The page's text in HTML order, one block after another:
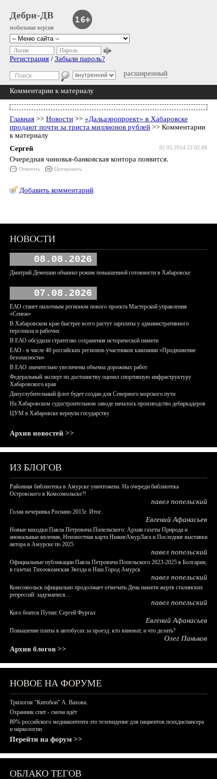
Дебри-ДВ
мобильная версия
расширенный
Логин Пароль
Регистрация / Забыли пароль?
Комментарии к материалу
Главная >> Новости >> «Дальаэропроект» в Хабаровске
продают почти за триста миллионов рублей >> Комментарии
к материалу
02.05.2014 22:02:08
Сергей
Очередная чиновья-банковская контора появится.
Ответить Цитировать
Добавить комментарий
НОВОСТИ
08.08.2026
Дмитрий Демешин объявил режим повышенной готовности в Хабаровске
07.08.2026
ЕАО станет пилотным регионом нового проекта Мастерской управления
«Сенеж»
В Хабаровском крае быстрее всего растут зарплаты у административного
персонала и рабочих
В ЕАО обсудили стратегию сохранения исторической памяти
ЕАО - в числе 40 российских регионов-участников кампании «Продвижение
безопасности»
В ЕАО значительно увеличены объемы дорожных работ
Федеральный эксперт по достоинству оценил спортивную инфраструктуру
Хабаровского края
Дноуглубительный флот будет создан для Северного морского пути
На Хабаровском судостроительном заводе началось производство дебаркадеров
ЦУМ в Хабаровске вернули государству
Архив новостей >>
ИЗ БЛОГОВ
Районная библиотека в Амурске уничтожена. На очереди библиотека
Островского в Комсомольске?!
павел попельский
Голая вечеринка Роснано 2015г. Итог.
Евгений Афанасьев
Новые находки Павла Петровича Попельского: Архив газеты Природа и
аномальные явления, Неизвестная карта НижнеАмурЛага и Последние выставки
автора в Амурске по 2025
павел попельский
Официальные публикации Павла Петровича Попельского 2023-2025 в Болгарии,
в газетах Тихоокеанская Звезда и Наш Город Амурск
павел попельский
Комсомольск официально продолжает отмечать День памяти жертв сталинских
репрессий: задумаемся...
павел попельский
Кого боится Путин: Сергей Фургал
Евгений Афанасьев
Повышение платы в автобусах за проезд: кто виноват, и что делать?
Олег Паньков
Архив блогов >>
НОВОЕ НА ФОРУМЕ
Трилогия "Китобои" А. Вахова.
Охранник спит - смена идёт
80% российского медиаконтента это телевидение для пациентов психдиспансера
и наркологии.
Перейти на форум >>
ОБЛАКО ТЕГОВ